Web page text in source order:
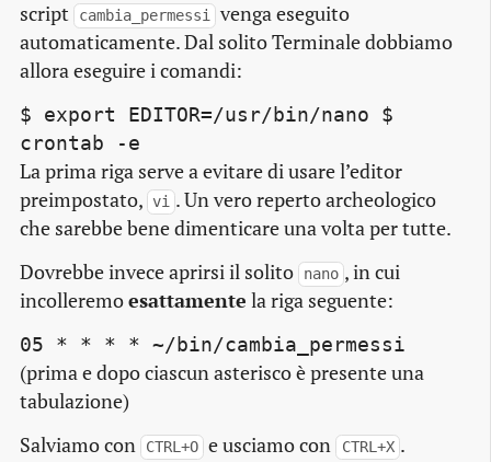
script
cambia_permessi
venga eseguito
automaticamente. Dal solito Terminale dobbiamo
allora eseguire i comandi:
$ export EDITOR=/usr/bin/nano $
crontab -e
La prima riga serve a evitare di usare l’editor
preimpostato, vi . Un vero reperto archeologico
che sarebbe bene dimenticare una volta per tutte.
Dovrebbe invece aprirsi il solito
nano , in cui
incolleremoesattamente la riga seguente:
05 * * * * ~/bin/cambia_permessi
(prima e dopo ciascun asterisco è presente una
tabulazione)
Salviamo con
CTRL+O e usciamo con CTRL+X .